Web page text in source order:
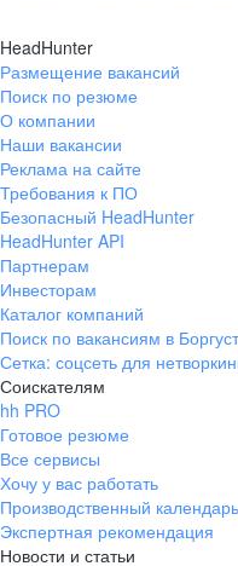
HeadHunter
Размещение вакансий
Поиск по резюме
О компании
Наши вакансии
Реклама на сайте
Требования к ПО
Безопасный HeadHunter
HeadHunter API
Партнерам
Инвесторам
Каталог компаний
Поиск по вакансиям в
Сетка: соцсеть для
Соискателям
hh PRO
Готовое резюме
Все сервисы
Хочу у вас работать
Производственный календарь
Экспертная рекомендация
Новости и статьи